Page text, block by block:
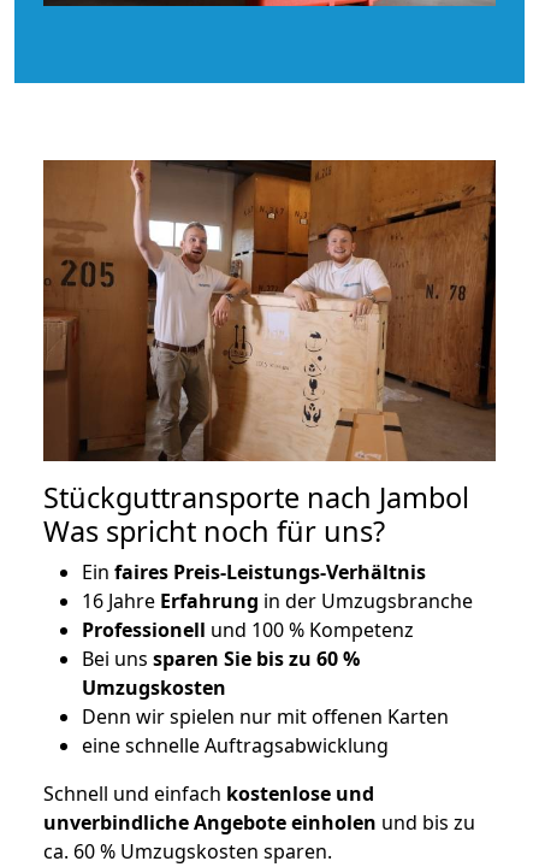
Stückguttransporte nach Jambol
Was spricht noch für uns?
Ein faires Preis-Leistungs-Verhältnis
16 Jahre Erfahrung in der Umzugsbranche
Professionell und 100 % Kompetenz
Bei uns sparen Sie bis zu 60 %
Umzugskosten
Denn wir spielen nur mit offenen Karten
eine schnelle Auftragsabwicklung
Schnell und einfach kostenlose und
unverbindliche Angebote einholen und bis zu
ca. 60 % Umzugskosten sparen.